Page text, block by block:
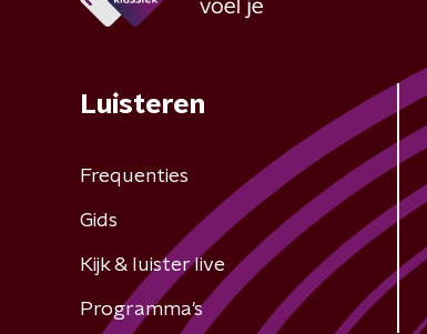
Luisteren
Frequenties
Gids
Kijk & luister live
Programma's